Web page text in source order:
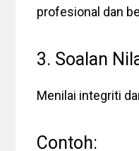
profesional dan
3. Soalan
Menilai integriti
Contoh: